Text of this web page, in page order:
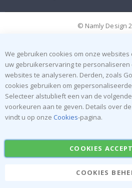
© Namly Design
We gebruiken cookies om onze
uw gebruikerservaring te
websites te analyseren. Derden, zoals
cookies gebruiken om
Selecteer alstublieft een van de
voorkeuren aan te geven. Details over
vindt u op onze Cookies-pagina.
COOKIES
COOKIES